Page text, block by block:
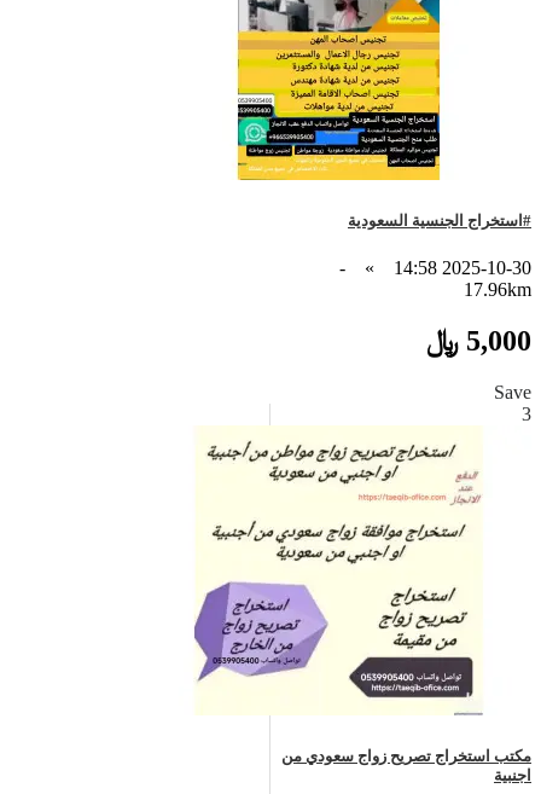
#استخراج الجنسية السعودية
2025-10-30 14:58
»
-
17.96km
5,000 ﷼
Save
3
مكتب استخراج تصريح زواج سعودي من
اجنبية